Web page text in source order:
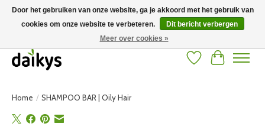
Grote keuze aan producten en snelle verzending! Gratis verzending vanaf 50
Verlanglijst
Home / SHAMPOO BAR | Oily Hair
Door het gebruiken van onze website, ga je akkoord met het gebruik van
cookies om onze website te verbeteren.
Dit bericht verbergen
Meer over cookies »